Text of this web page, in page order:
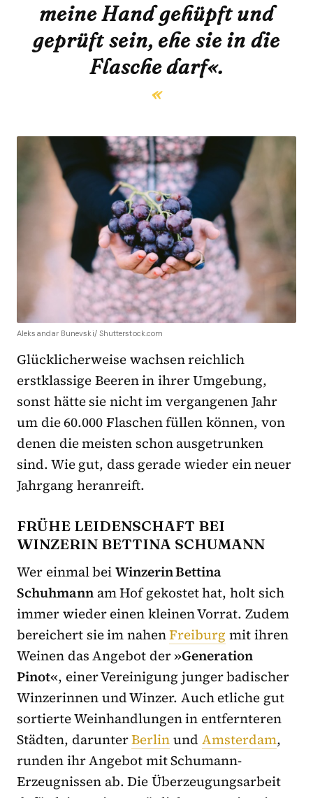
meine Hand gehüpft und
geprüft sein, ehe sie in die
Flasche darf«.
Aleksandar Bunevski/ Shutterstock.com
Glücklicherweise wachsen reichlich
erstklassige Beeren in ihrer Umgebung,
sonst hätte sie nicht im vergangenen Jahr
um die 60.000 Flaschen füllen können, von
denen die meisten schon ausgetrunken
sind. Wie gut, dass gerade wieder ein neuer
Jahrgang heranreift.
FRÜHE LEIDENSCHAFT BEI
WINZERIN BETTINA SCHUMANN
Wer einmal beiWinzerin Bettina
Schuhmann am Hof gekostet hat, holt sich
immer wieder einen kleinen Vorrat. Zudem
bereichert sie im nahenFreiburg mit ihren
Weinen das Angebot der»Generation
Pinot«, einer Vereinigung junger badischer
Winzerinnen und Winzer. Auch etliche gut
sortierte Weinhandlungen in entfernteren
Städten, darunterBerlinund Amsterdam,
runden ihr Angebot mit Schumann-
Erzeugnissen ab. Die Überzeugungsarbeit